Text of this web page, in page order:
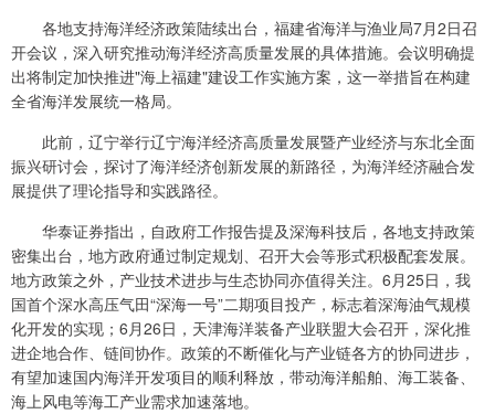
各地支持海洋经济政策陆续出台，福建省海洋与渔业局7月2日召
开会议，深入研究推动海洋经济高质量发展的具体措施。会议明确提
出将制定加快推进"海上福建"建设工作实施方案，这一举措旨在构建
全省海洋发展统一格局。
此前，辽宁举行辽宁海洋经济高质量发展暨产业经济与东北全面
振兴研讨会，探讨了海洋经济创新发展的新路径，为海洋经济融合发
展提供了理论指导和实践路径。
华泰证券指出，自政府工作报告提及深海科技后，各地支持政策
密集出台，地方政府通过制定规划、召开大会等形式积极配套发展。
地方政策之外，产业技术进步与生态协同亦值得关注。6月25日，我
国首个深水高压气田“深海一号”二期项目投产，标志着深海油气规模
化开发的实现；6月26日，天津海洋装备产业联盟大会召开，深化推
进企地合作、链间协作。政策的不断催化与产业链各方的协同进步，
有望加速国内海洋开发项目的顺利释放，带动海洋船舶、海工装备、
海上风电等海工产业需求加速落地。